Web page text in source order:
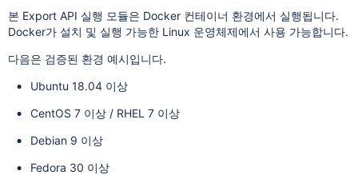
본 Export API 실행 모듈은 Docker 컨테이너 환경에서 실행됩니다.
Docker가 설치 및 실행 가능한 Linux 운영체제에서 사용 가능합니다.
다음은 검증된 환경 예시입니다.
Ubuntu 18.04 이상
CentOS 7 이상 / RHEL 7 이상
Debian 9 이상
Fedora 30 이상